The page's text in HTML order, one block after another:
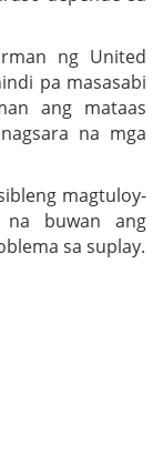
ng United
pa masasabi
ang mataas
na mga
magtuloy-
na buwan ang
sa suplay.